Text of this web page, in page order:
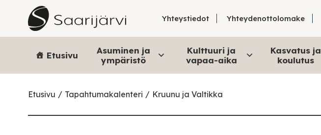
Skip to content
Yhteystiedot Yhteydenottolomake
Etusivu
Asuminen ja
ympäristö
Kulttuuri ja
vapaa-aika
Kasvatus ja
koulutus
Etusivu Tapahtumakalenteri Kruunu ja Valtikka